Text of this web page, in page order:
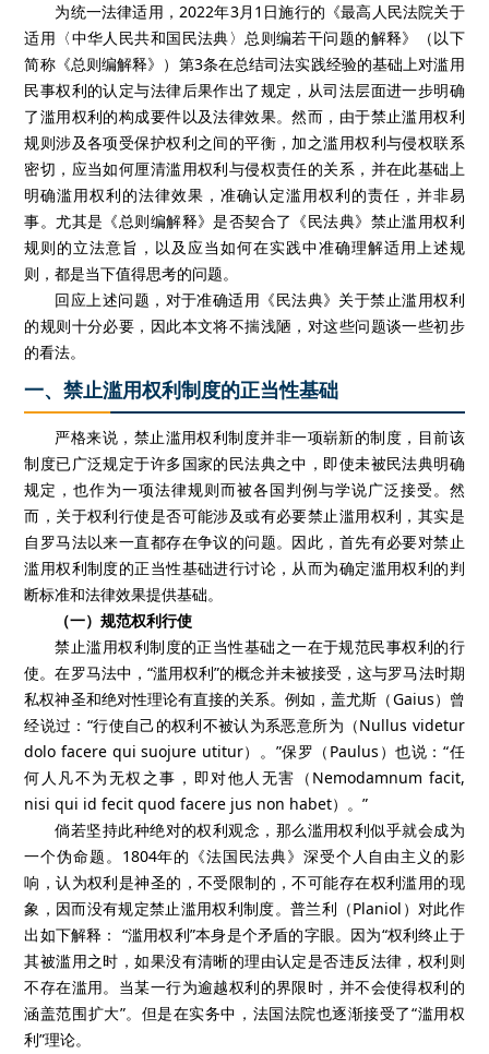
为统一法律适用，2022年3月 1 日施行的《最高人民法院关于
适用〈中华人民共和国民法典〉总则编若干问题的解释》（以下
简称《总则编解释》）第3条在总结司法实践经验的基础上对滥用
民事权利的认定与法律后果作出了规定，从司法层面进一步明确
了滥用权利的构成要件以及法律效果。然而，由于禁止滥用权利
规则涉及各项受保护权利之间的平衡，加之滥用权利与侵权联系
密切，应当如何厘清滥用权利与侵权责任的关系，并在此基础上
明确滥用权利的法律效果，准确认定滥用权利的责任，并非易
事。尤其是《总则编解释》是否契合了《民法典》禁止滥用权利
规则的立法意旨，以及应当如何在实践中准确理解适用上述规
则，都是当下值得思考的问题。
回应上述问题，对于准确适用《民法典》关于禁止滥用权利
的规则十分必要，因此本文将不揣浅陋，对这些问题谈一些初步
的看法。
一、禁止滥用权利制度的正当性基础
严格来说，禁止滥用权利制度并非一项崭新的制度，目前该
制度已广泛规定于许多国家的民法典之中，即使未被民法典明确
规定，也作为一项法律规则而被各国判例与学说广泛接受。然
而，关于权利行使是否可能涉及或有必要禁止滥用权利，其实是
自罗马法以来一直都存在争议的问题。因此，首先有必要对禁止
滥用权利制度的正当性基础进行讨论，从而为确定滥用权利的判
断标准和法律效果提供基础。
（一）规范权利行使
禁止滥用权利制度的正当性基础之一在于规范民事权利的行
使。在罗马法中，“滥用权利”的概念并未被接受，这与罗马法时期
私权神圣和绝对性理论有直接的关系。例如，盖尤斯（Gaius）曾
经说过：“行使自己的权利不被认为系恶意所为（Nullus videtur
dolo facere qui suojure utitur）。”保罗（ Paulus ）也说：“任
何人凡不为无权之事，即对他人无害（ Nemodamnum facit,
nisi qui id fecit quod facere jus non habet）。”
倘若坚持此种绝对的权利观念，那么滥用权利似乎就会成为
一个伪命题。 1804年的《法国民法典》深受个人自由主义的影
响，认为权利是神圣的，不受限制的，不可能存在权利滥用的现
象，因而没有规定禁止滥用权利制度。普兰利（Planiol ）对此作
出如下解释： “滥用权利”本身是个矛盾的字眼。因为“权利终止于
其被滥用之时，如果没有清晰的理由认定是否违反法律，权利则
不存在滥用。当某一行为逾越权利的界限时，并不会使得权利的
涵盖范围扩大”。但是在实务中，法国法院也逐渐接受了“滥用权
利”理论。